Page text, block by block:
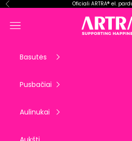
Pereiti prie turinio
Ankstesnis Oficiali ARTRA® el.
ARTRA EU
Meniu
Basutės
Pusbačiai
Aulinukai